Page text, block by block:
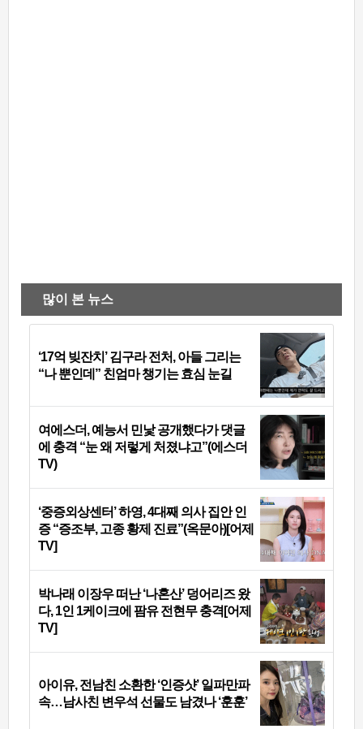
많이 본 뉴스
‘17억 빚잔치’ 김구라 전처, 아들 그리는
“나 뿐인데” 친엄마 챙기는 효심 눈길
여에스더, 예능서 민낯 공개했다가 댓글
에 충격 “눈 왜 저렇게 처졌냐고”(에스더
TV)
‘중증외상센터’ 하영, 4대째 의사 집안 인
증 “증조부, 고종 황제 진료”(옥문아)[어제
TV]
박나래 이장우 떠난 ‘나혼산’ 덩어리즈 왔
다, 1인 1케이크에 팜유 전현무 충격[어제
TV]
아이유, 전남친 소환한 ‘인증샷’ 일파만파
속…남사친 변우석 선물도 남겼나 ‘훈훈’